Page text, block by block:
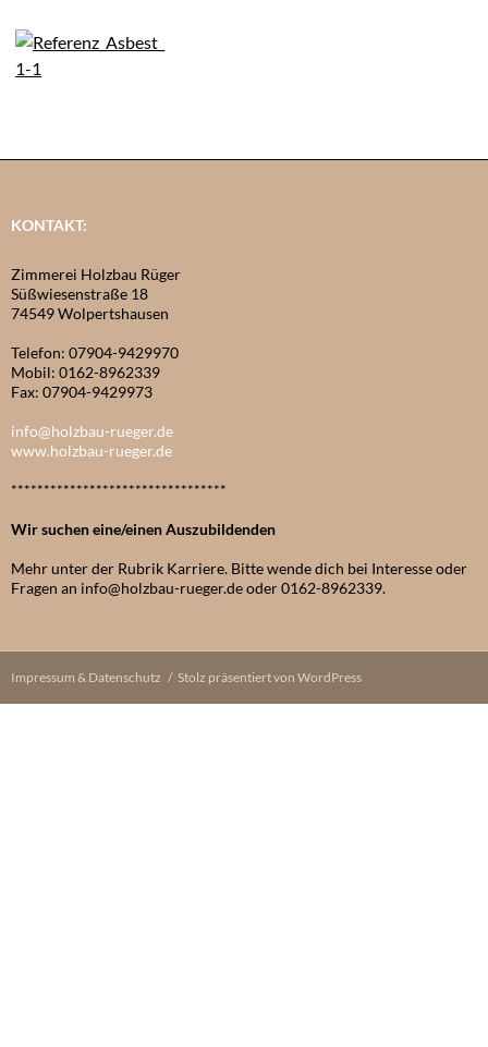
KONTAKT:
Zimmerei Holzbau Rüger
Süßwiesenstraße 18
74549 Wolpertshausen
Telefon: 07904-9429970
Mobil: 0162-8962339
Fax: 07904-9429973
info@holzbau-rueger.de
www.holzbau-rueger.de
*********************************
Wir suchen eine/einen Auszubildenden
Mehr unter der Rubrik Karriere. Bitte wende dich bei Interesse oder
Fragen an info@holzbau-rueger.de oder 0162-8962339.
Impressum & Datenschutz Stolz präsentiert von WordPress